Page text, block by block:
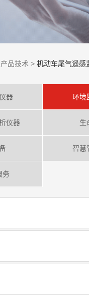
产品技术 > 机动车尾气遥感
器 环境
仪器 生
智慧
务